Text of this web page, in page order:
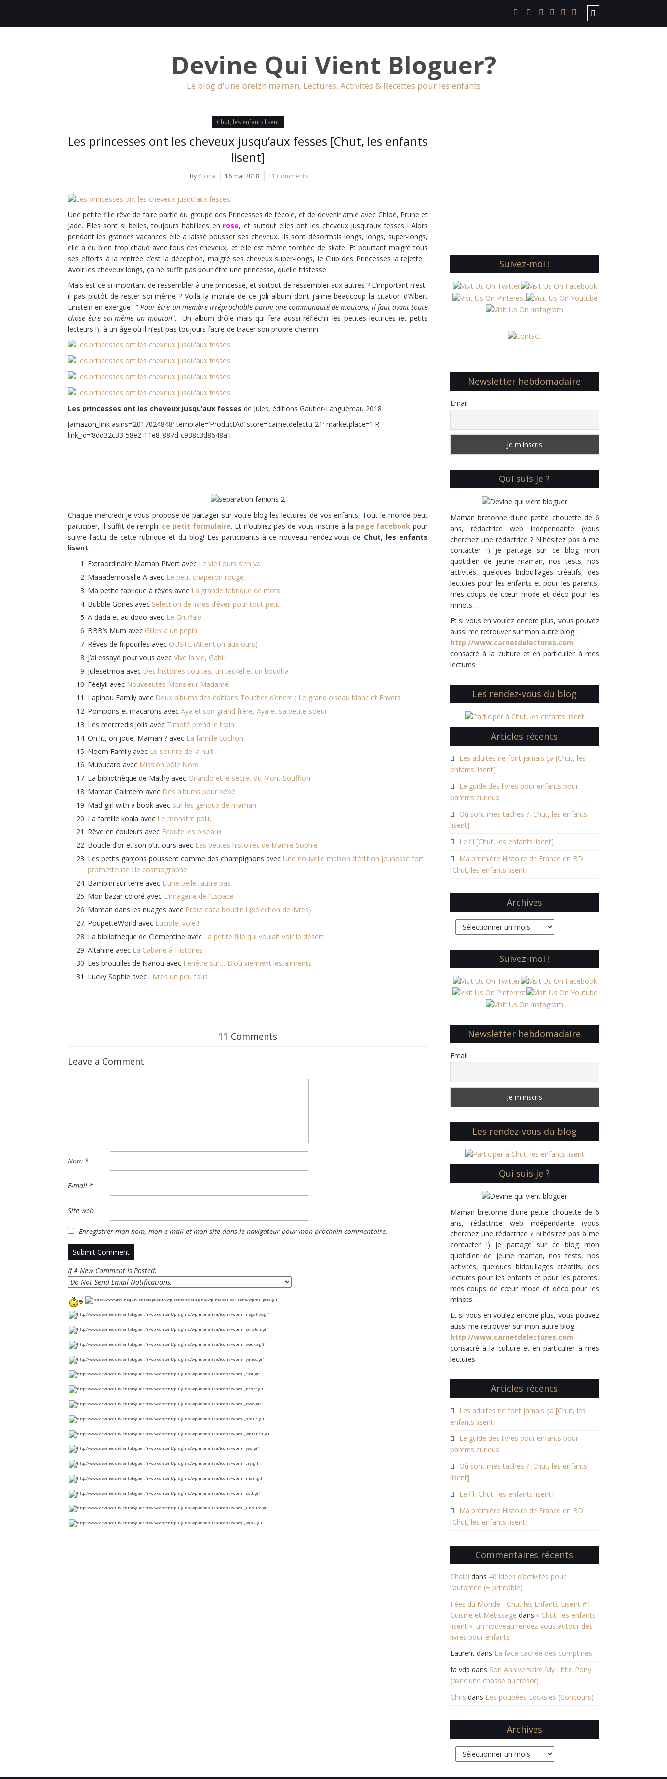
Devine Qui Vient Bloguer?
Le blog d'une breizh maman, Lectures, Activités & Recettes pour les enfants
Chut, les enfants lisent
Les princesses ont les cheveux jusqu’aux fesses [Chut, les enfants
lisent]
ByYolina 16 mai 2018 11 Comments
Une petite fille rêve de faire partie du groupe des Princesses de l’école, et de devenir amie avec Chloé, Prune et
Jade. Elles sont si belles, toujours habillées en rose, et surtout elles ont les cheveux jusqu’aux fesses ! Alors
pendant les grandes vacances elle a laissé pousser ses cheveux, ils sont désormais longs, longs, super-longs,
elle a eu bien trop chaud avec tous ces cheveux, et elle est même tombée de skate. Et pourtant malgré tous
ses efforts à la rentrée c’est la déception, malgré ses cheveux super-longs, le Club des Princesses la rejette…
Avoir les cheveux longs, ça ne suffit pas pour être une princesse, quelle tristesse.
Mais est-ce si important de ressembler à une princesse, et surtout de ressembler aux autres ? L’important n’est-
il pas plutôt de rester soi-même ? Voilà la morale de ce joli album dont j’aime beaucoup la citation d’Albert
Einstein en exergue : ”Pour être un membre irréprochable parmi une communauté de moutons, il faut avant toute
chose être soi-même un mouton“. Un album drôle mais qui fera aussi réfléchir les petites lectrices (et petits
lecteurs !), à un âge où il n’est pas toujours facile de tracer son propre chemin.
Les princesses ont les cheveux jusqu’aux fesses de Jules, éditions Gautier-Languereau 2018
[amazon_link asins=’2017024848′ template=’ProductAd’ store=’carnetdelectu-21′ marketplace=’FR’
link_id=’8dd32c33-58e2-11e8-887d-c938c3d8648a’]
Chaque mercredi je vous propose de partager sur votre blog les lectures de vos enfants. Tout le monde peut
participer, il suffit de remplir ce petit formulaire. Et n’oubliez pas de vous inscrire à la page facebook pour
suivre l’actu de cette rubrique et du blog! Les participants à ce nouveau rendez-vous de Chut, les enfants
lisent :
Extraordinaire Maman Pivert avec Le vieil ours s’en va
Maaademoiselle A avec Le petit chaperon rouge
Ma petite fabrique à rêves avec La grande fabrique de mots
Bubble Gones avec Sélection de livres d’éveil pour tout-petit
A dada et au dodo avec Le Gruffalo
BBB’s Mum avec Gilles a un pépin
Rêves de fripouilles avec OUSTE (Attention aux ours)
J’ai essayé pour vous avec Vive la vie, Gabi !
Julesetmoa avec Des histoires courtes, un teckel et un boudha
Féelyli avec Nouveautés Monsieur Madame
Lapinou Family avec Deux albums des éditions Touches d’encre : Le grand oiseau blanc et Envers
Pompons et macarons avec Aya et son grand frère, Aya et sa petite soeur
Les mercredis jolis avec Timoté prend le train
On lit, on joue, Maman ? avec La famille cochon
Noem Family avec Le sourire de la nuit
Mubucaro avec Mission pôle Nord
La bibliothèque de Mathy avec Orlando et le secret du Mont Soufflon
Maman Calimero avec Des albums pour bébé
Mad girl with a book avec Sur les genoux de maman
La famille koala avec Le monstre poilu
Rêve en couleurs avec Ecoute les oiseaux
Boucle d’or et son p’tit ours avec Les petites histoires de Mamie Sophie
Les petits garçons poussent comme des champignons avec Une nouvelle maison d’édition jeunesse fort
prometteuse : le cosmographe
Bambini sur terre avec L’une belle l’autre pas
Mon bazar coloré avec L’imagerie de l’Espace
Maman dans les nuages avec Prout caca boudin ! {sélection de livres}
PoupetteWorld avec Luciole, vole !
La bibliothèque de Clémentine avec La petite fille qui voulait voir le désert
Altahine avec La Cabane à Histoires
Les broutilles de Nanou avec Fenêtre sur… D’où viennent les aliments
Lucky Sophie avec Livres un peu fous
11 Comments
Leave a Comment
Nom *
E-mail *
Site web
Enregistrer mon nom, mon e-mail et mon site dans le navigateur pour mon prochain commentaire.
If A New Comment Is Posted:
Suivez-moi !
Newsletter hebdomadaire
Email
Qui suis-je ?
Maman bretonne d'une petite chouette de 6
ans, rédactrice web indépendante (vous
cherchez une rédactrice ? N'hésitez pas à me
contacter !) je partage sur ce blog mon
quotidien de jeune maman, nos tests, nos
activités, quelques bidouillages créatifs, des
lectures pour les enfants et pour les parents,
mes coups de cœur mode et déco pour les
minots…
Et si vous en voulez encore plus, vous pouvez
aussi me retrouver sur mon autre blog :
http://www.carnetdelectures.com
consacré à la culture et en particulier à mes
lectures
Les rendez-vous du blog
Articles récents
Les adultes ne font jamais ça [Chut, les
enfants lisent]
Le guide des livres pour enfants pour
parents curieux
Où sont mes taches ? [Chut, les enfants
lisent]
Le fil [Chut, les enfants lisent]
Ma première Histoire de France en BD
[Chut, les enfants lisent]
Archives
Archives
Suivez-moi !
Newsletter hebdomadaire
Email
Les rendez-vous du blog
Qui suis-je ?
Maman bretonne d'une petite chouette de 6
ans, rédactrice web indépendante (vous
cherchez une rédactrice ? N'hésitez pas à me
contacter !) je partage sur ce blog mon
quotidien de jeune maman, nos tests, nos
activités, quelques bidouillages créatifs, des
lectures pour les enfants et pour les parents,
mes coups de cœur mode et déco pour les
minots…
Et si vous en voulez encore plus, vous pouvez
aussi me retrouver sur mon autre blog :
http://www.carnetdelectures.com
consacré à la culture et en particulier à mes
lectures
Articles récents
Les adultes ne font jamais ça [Chut, les
enfants lisent]
Le guide des livres pour enfants pour
parents curieux
Où sont mes taches ? [Chut, les enfants
lisent]
Le fil [Chut, les enfants lisent]
Ma première Histoire de France en BD
[Chut, les enfants lisent]
Commentaires récents
Chaibi dans 40 idées d’activités pour
l’automne (+ printable)
Fées du Monde - Chut les Enfants Lisent #1 -
Cuisine et Métissage dans « Chut, les enfants
lisent », un nouveau rendez-vous autour des
livres pour enfants
Laurentdans La face cachée des comptines
fa vdp dans Son Anniversaire My Little Pony
(avec une chasse au trésor)
Chris dans Les poupées Locksies (Concours)
Archives
Archives